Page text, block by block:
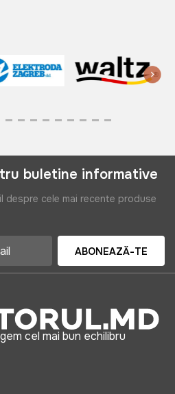
buletine informative
despre cele mai recente produse
ABONEAZĂ-TE
cel mai bun echilibru